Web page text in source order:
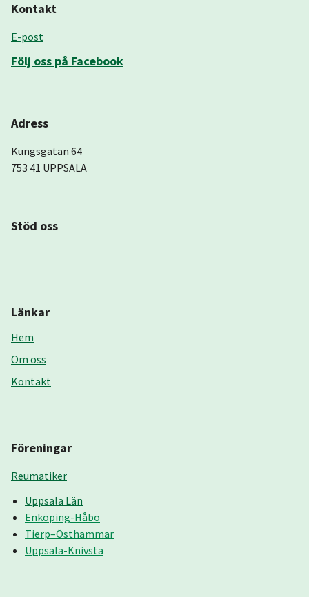
Kontakt
E-post
Följ oss på Facebook
Adress
Kungsgatan 64
753 41 UPPSALA
Stöd oss
Länkar
Hem
Om oss
Kontakt
Föreningar
Reumatiker
Uppsala Län
Enköping-Håbo
Tierp–Östhammar
Uppsala-Knivsta